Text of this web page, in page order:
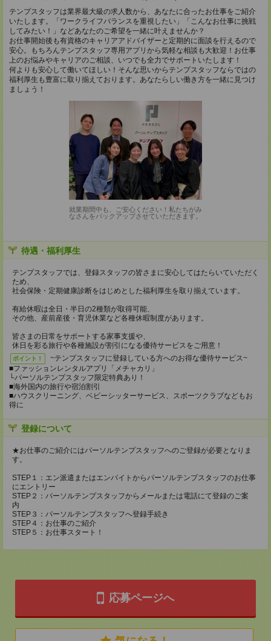
テンプスタッフは業界最大級の求人数から、あなたに合ったお仕事をご紹介
いたします。「ワークライフバランスを重視したい」「こんなお仕事に挑戦
してみたい！」などあなたのご希望を一緒に叶えませんか？
お仕事開始後も有資格のキャリアアドバイザーと定期的に面談を行えるので
安心。もちろんテンプスタッフ専用アプリから気軽な相談も大歓迎！お仕事
上のお悩みやキャリアのご相談、いつでも全力でサポートいたします！
何よりも安心して働いてほしい！そんな思いからテンプスタッフならではの
福利厚生も豊富に取り揃えております。あなたらしい働き方を一緒に見つけ
ましょう！
就業期間中も、ご安心ください！私たちがみ
なさんをバックアップさせていただきます。
待遇・福利厚生
テンプスタッフでは、登録スタッフの皆さまに安心してはたらいていただく
ため、
社会保険・定期健康診断をはじめとした福利厚生を取り揃えています。
有給休暇は全日・半日の2種類が取得可能、
その他、産前産後・育児休業など各種休暇制度があります。
皆さまの日常をサポートする家事支援や、
休日を彩る旅行や各種施設が割引になる優待サービスをご用意！
ポイント！
~テンプスタッフに登録している方へのお得な優待サービス~
■ファッションレンタルアプリ「メチャカリ」
└パーソルテンプスタッフ限定特典あり！
■海外国内の旅行や宿泊割引
■ハウスクリーニング、ベビーシッターサービス、スポーツクラブなどもお
得に
登録について
★お仕事のご紹介にはパーソルテンプスタッフへのご登録が必要となりま
す。
STEP１：エン派遣またはエンバイトからパーソルテンプスタッフのお仕事
にエントリー
STEP２：パーソルテンプスタッフからメールまたは電話にて登録のご案
内
STEP３：パーソルテンプスタッフへ登録手続き
STEP４：お仕事のご紹介
STEP５：お仕事スタート！
応募ページへ